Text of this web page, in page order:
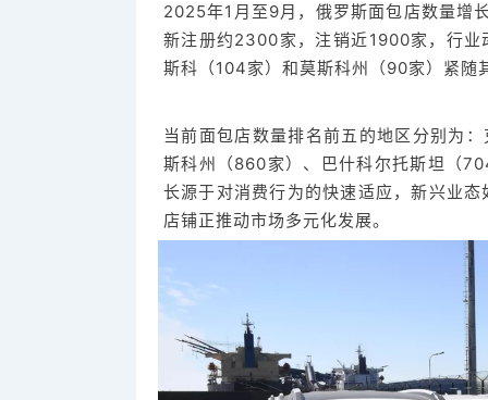
2025年1月至9月，俄罗斯面包店数量
新注册约2300家，注销近1900家，行
斯科（104家）和莫斯科州（90家）紧随
当前面包店数量排名前五的地区分别为
斯科州（860家）、巴什科尔托斯坦（
长源于对消费行为的快速适应，新兴业
店铺正推动市场多元化发展。